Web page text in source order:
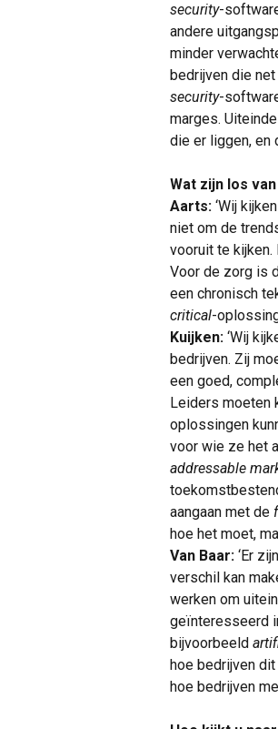
security-
andere
minder
bedrijven die
security-
marges.
die er liggen, en
Wat zijn los
Aarts: ‘Wij
niet om de
vooruit te kijken.
Voor de zorg is
een chronisch
critical-
Kuijken: ‘Wij
bedrijven. Zij
een goed,
Leiders moeten
oplossingen
voor wie ze het
addressable
aangaan met de
hoe het moet,
Van Baar: ‘Er
verschil kan
werken om
geïnteresseerd
bijvoorbeeld
hoe bedrijven
hoe bedrijven